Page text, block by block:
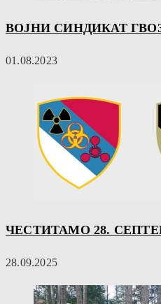
ВОЈНИ СИНДИКАТ
01.08.2023
ЧЕСТИТАМО 28.
28.09.2025